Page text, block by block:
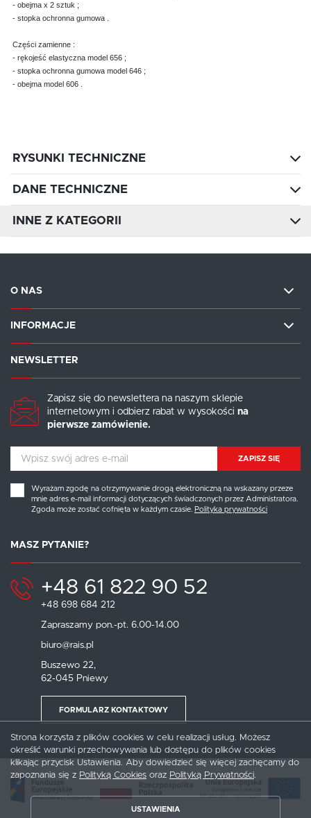
- obejma x 2 sztuk ;
- stopka ochronna gumowa .
Części zamienne :
- rękojeść elastyczna model 656 ;
- stopka ochronna gumowa model 646 ;
- obejma model 606 .
RYSUNKI TECHNICZNE
DANE TECHNICZNE
INNE Z KATEGORII
O NAS
INFORMACJE
NEWSLETTER
Zapisz się do newslettera na naszym sklepie
internetowym i odbierz rabat w wysokości na
pierwsze zamówienie.
ZAPISZ SIĘ
Wyrażam zgodę na otrzymywanie drogą elektroniczną na wskazany przeze
mnie adres e-mail informacji dotyczących świadczonych przez Administratora.
Zgoda może zostać cofnięta w każdym czasie. Polityka prywatności
MASZ PYTANIE?
+48 61 822 90 52
+48 698 684 212
Zapraszamy pon.-pt. 6.00-14.00
biuro@rais.pl
Buszewo 22,
62-045 Pniewy
FORMULARZ KONTAKTOWY
Strona korzysta z plików cookies w celu realizacji usług. Możesz
określić warunki przechowywania lub dostępu do plików cookies
klikając przycisk Ustawienia. Aby dowiedzieć się więcej zachęcamy do
zapoznania się z Polityką Cookies oraz Polityką Prywatności.
USTAWIENIA